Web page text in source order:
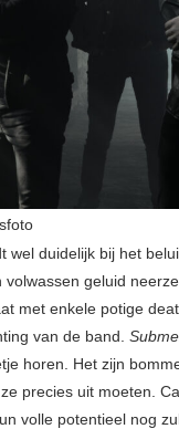
wel duidelijk bij het
geluid
met enkele potige
van de band.
horen. Het zijn
precies uit moeten.
volle potentieel nog